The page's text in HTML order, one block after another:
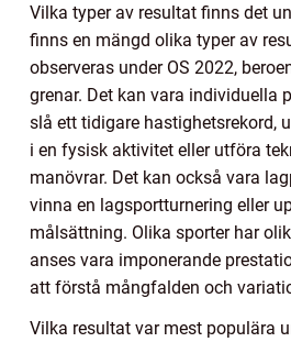
Vilka typer av resultat finns det
finns en mängd olika typer av
observeras under OS 2022,
grenar. Det kan vara individuella
slå ett tidigare hastighetsrekord,
i en fysisk aktivitet eller utföra
manövrar. Det kan också vara
vinna en lagsportturnering eller
målsättning. Olika sporter har
anses vara imponerande
att förstå mångfalden och
Vilka resultat var mest populära